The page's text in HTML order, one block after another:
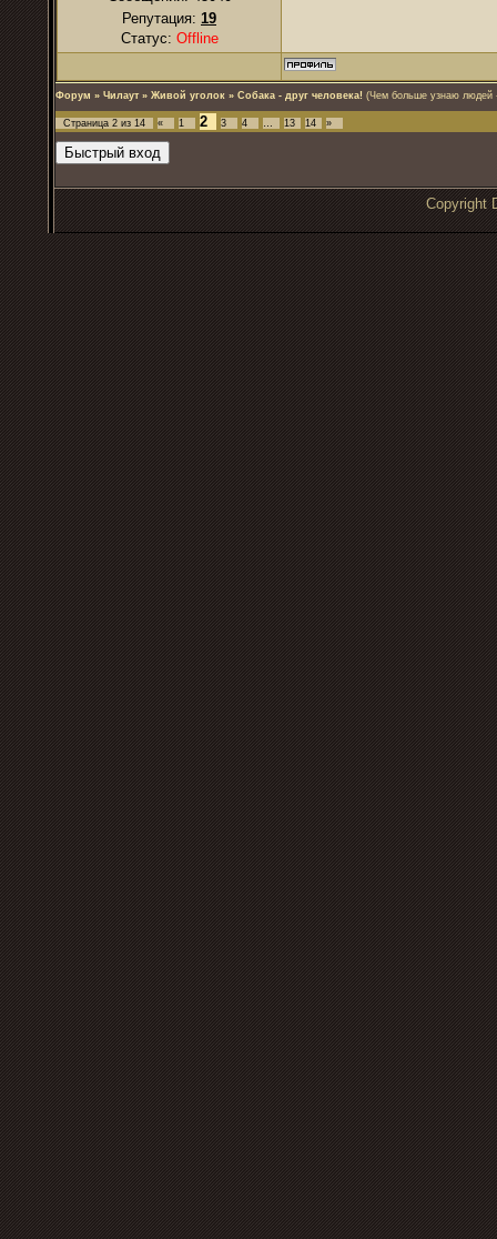
Репутация: 19
Статус: Offline
Форум » Чилаут » Живой уголок » Собака - друг человека! (Чем больше узнаю людей
Страница 2 из 14 « 1 2 3 4 … 13 14 »
Copyright